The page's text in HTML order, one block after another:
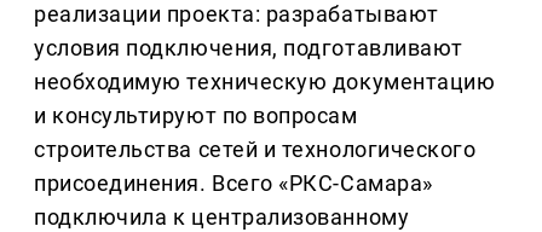
реализации проекта: разрабатывают
условия подключения, подготавливают
необходимую техническую документацию
и консультируют по вопросам
строительства сетей и технологического
присоединения. Всего «РКС-Самара»
подключила к централизованному